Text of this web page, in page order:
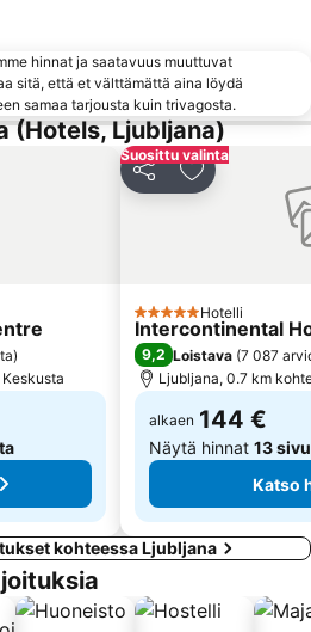
hinnat ja saatavuus muuttuvat
sitä, että et välttämättä aina löydä
samaa tarjousta kuin trivagosta.
(Hotels, Ljubljana)
)
Suosittu valinta
Jaa Lisää
5 Tähtiluokitus
Hotelli
Intercontinental
9,2 Loistava (7 087
Ljubljana, 0.7 km
alkaen 144 €
Näytä hinnat 13
Katso
kohteessa Ljubljana